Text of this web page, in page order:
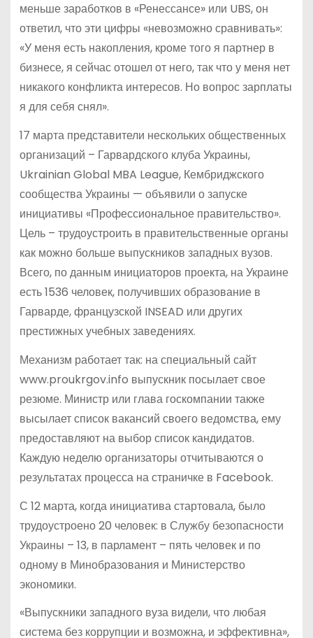
меньше заработков в «Ренессансе» или UBS, он
ответил, что эти цифры «невозможно сравнивать»:
«У меня есть накопления, кроме того я партнер в
бизнесе, я сейчас отошел от него, так что у меня нет
никакого конфликта интересов. Но вопрос зарплаты
я для себя снял».
17 марта представители нескольких общественных
организаций – Гарвардского клуба Украины,
Ukrainian Global MBA League, Кембриджского
сообщества Украины — объявили о запуске
инициативы «Профессиональное правительство».
Цель – трудоустроить в правительственные органы
как можно больше выпускников западных вузов.
Всего, по данным инициаторов проекта, на Украине
есть 1536 человек, получивших образование в
Гарварде, французской INSEAD или других
престижных учебных заведениях.
Механизм работает так: на специальный сайт
www.proukrgov.info выпускник посылает свое
резюме. Министр или глава госкомпании также
высылает список вакансий своего ведомства, ему
предоставляют на выбор список кандидатов.
Каждую неделю организаторы отчитываются о
результатах процесса на страничке в Facebook.
С 12 марта, когда инициатива стартовала, было
трудоустроено 20 человек: в Службу безопасности
Украины – 13, в парламент – пять человек и по
одному в Минобразования и Министерство
экономики.
«Выпускники западного вуза видели, что любая
система без коррупции и возможна, и эффективна»,